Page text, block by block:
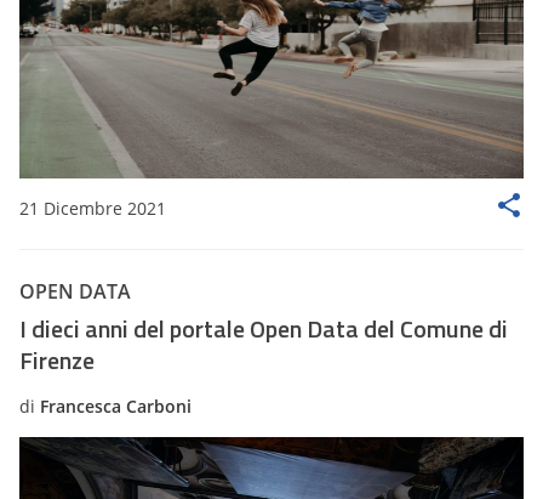
21 Dicembre 2021
OPEN DATA
I dieci anni del portale Open Data del Comune di
Firenze
di Francesca Carboni